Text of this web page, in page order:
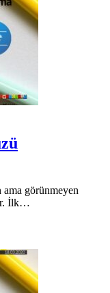
görünmeyen
İlk…